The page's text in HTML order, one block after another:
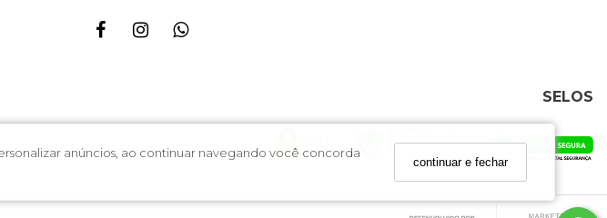
anúncios, ao continuar navegando você concorda
continuar e fechar
SELOS